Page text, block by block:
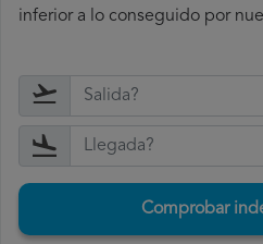
inferior a lo conseguido por
Comprobar